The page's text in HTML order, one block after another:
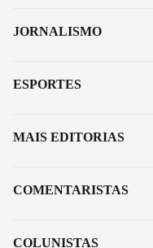
JORNALISMO
ESPORTES
MAIS EDITORIAS
COMENTARISTAS
COLUNISTAS